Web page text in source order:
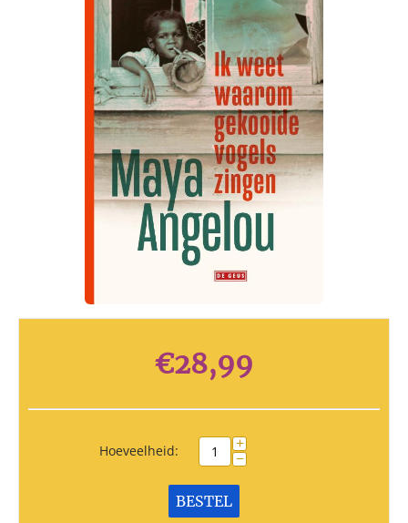
€28,99
Hoeveelheid: +
−
BESTEL